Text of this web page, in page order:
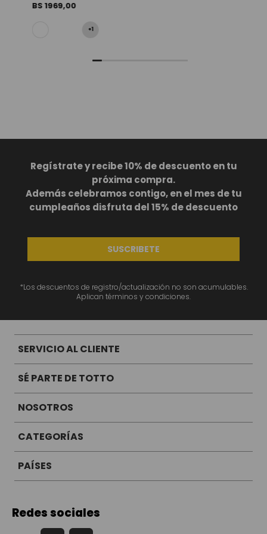
BS 1969,00
+1
Regístrate y recibe 10% de descuento en tu
próxima compra.
Además celebramos contigo, en el mes de tu
cumpleaños disfruta del 15% de descuento
SUSCRIBETE
*Los descuentos de registro/actualización no son acumulables.
Aplican términos y condiciones.
SERVICIO AL CLIENTE
SÉ PARTE DE TOTTO
NOSOTROS
CATEGORÍAS
PAÍSES
Redes sociales